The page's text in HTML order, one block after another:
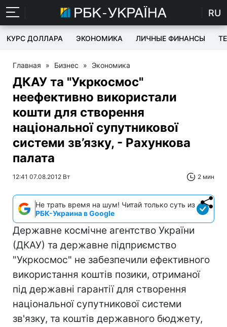
RU
КУРС ДОЛЛАРА ЭКОНОМИКА ЛИЧНЫЕ ФИНАНСЫ
Главная » Бизнес » Экономика
ДКАУ та "Укркосмос"
неефективно використали
кошти для створення
національної супутникової
системи зв’язку, - Рахункова
палата
12:41 07.08.2012 Вт 2 мин
Не трать время на шум! Читай только суть из
РБК-Украина в Google
Державне космічне агентство України
(ДКАУ) та державне підприємство
"Укркосмос" не забезпечили ефективного
використання коштів позики, отриманої
під державні гарантії для створення
національної супутникової системи
зв'язку, та коштів державного бюджету,